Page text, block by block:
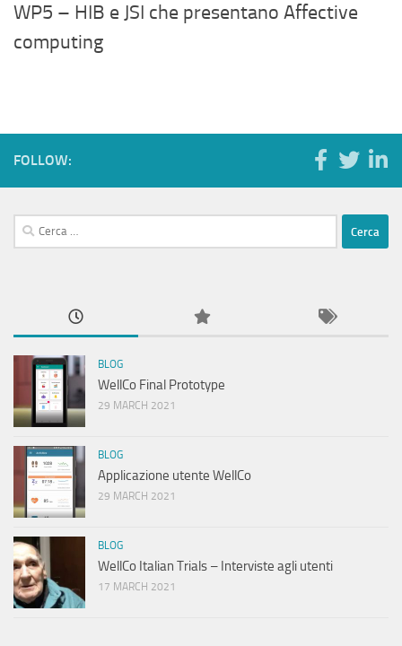
WP5 – HIB e JSI che presentano Affective
computing
FOLLOW:
Ricerca
per:
BLOG
WellCo Final Prototype
29 MARCH 2021
BLOG
Applicazione utente WellCo
29 MARCH 2021
BLOG
WellCo Italian Trials – Interviste agli utenti
17 MARCH 2021